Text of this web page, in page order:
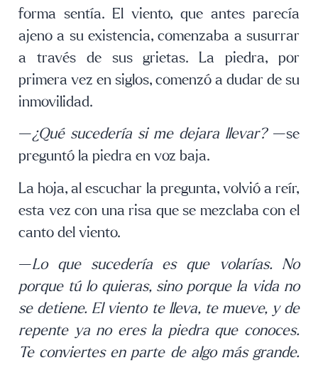
forma sentía. El viento, que antes parecía
ajeno a su existencia, comenzaba a susurrar
a través de sus grietas. La piedra, por
primera vez en siglos, comenzó a dudar de su
inmovilidad.
—¿Qué sucedería si me dejara llevar?—se
preguntó la piedra en voz baja.
La hoja, al escuchar la pregunta, volvió a reír,
esta vez con una risa que se mezclaba con el
canto del viento.
—Lo que sucedería es que volarías. No
porque tú lo quieras, sino porque la vida no
se detiene. El viento te lleva, te mueve, y de
repente ya no eres la piedra que conoces.
Te conviertes en parte de algo más grande.